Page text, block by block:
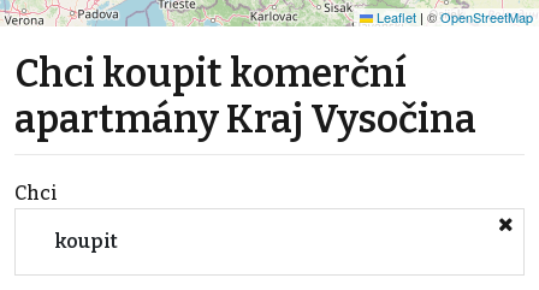
Leaflet | ©OpenStreetMap
Chci koupit komerční
apartmány Kraj Vysočina
Chci
koupit